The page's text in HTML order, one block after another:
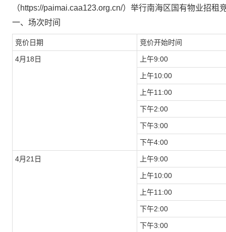
（https://paimai.caa123.org.cn/） 举行南海区 国有物业招租
一、场次时间
竞价日期 竞价开始时间
4月18日 上午9:00
上午10:00
上午11:00
下午2:00
下午3:00
下午4:00
4月21日 上午9:00
上午10:00
上午11:00
下午2:00
下午3:00